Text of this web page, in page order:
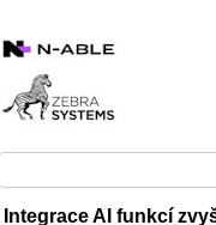
Integrace AI funkcí